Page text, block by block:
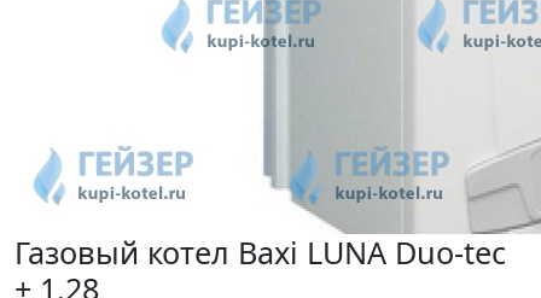
Газовый котел Baxi LUNA Duo-tec
+ 1.28